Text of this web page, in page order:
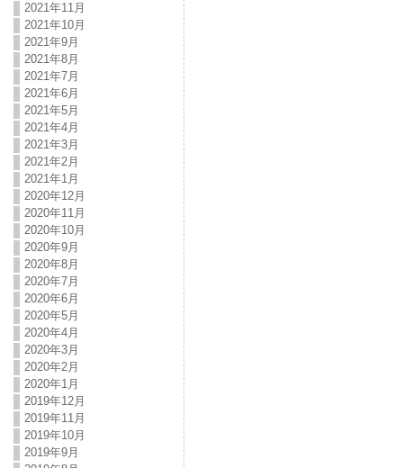
2021年11月
2021年10月
2021年9月
2021年8月
2021年7月
2021年6月
2021年5月
2021年4月
2021年3月
2021年2月
2021年1月
2020年12月
2020年11月
2020年10月
2020年9月
2020年8月
2020年7月
2020年6月
2020年5月
2020年4月
2020年3月
2020年2月
2020年1月
2019年12月
2019年11月
2019年10月
2019年9月